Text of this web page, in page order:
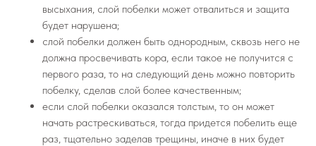
высыхания, слой побелки может отвалиться и защита
будет нарушена;
слой побелки должен быть однородным, сквозь него не
должна просвечивать кора, если такое не получится с
первого раза, то на следующий день можно повторить
побелку, сделав слой более качественным;
если слой побелки оказался толстым, то он может
начать растрескиваться, тогда придется побелить еще
раз, тщательно заделав трещины, иначе в них будет